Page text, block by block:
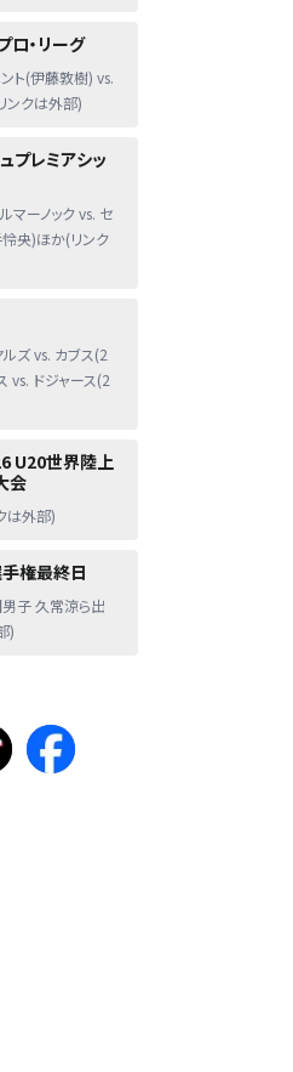
ロ・リーグ
ト(伊藤敦樹) vs.
ンクは外部)
プレミアシッ
マーノック vs. セ
怜央)ほか(リンク
ルズ vs. カブス(2
vs. ドジャース(2
U20世界陸上
会
は外部)
権最終日
子 久常涼ら出
)